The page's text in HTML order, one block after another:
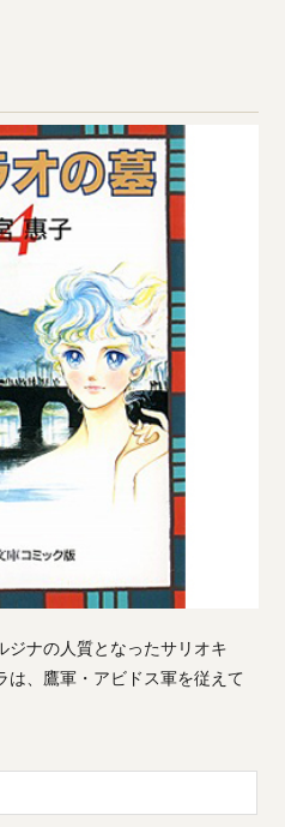
ジナの人質となったサリオキ
は、鷹軍・アビドス軍を従えて